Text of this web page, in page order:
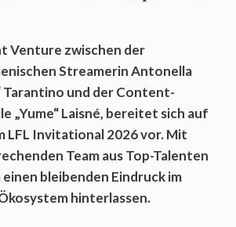
Venture zwischen der
Streamerin Antonella
Tarantino und der Content-
„Yume“ Laisné, bereitet sich auf
LFL Invitational 2026 vor. Mit
Team aus Top-Talenten
bleibenden Eindruck im
hinterlassen.